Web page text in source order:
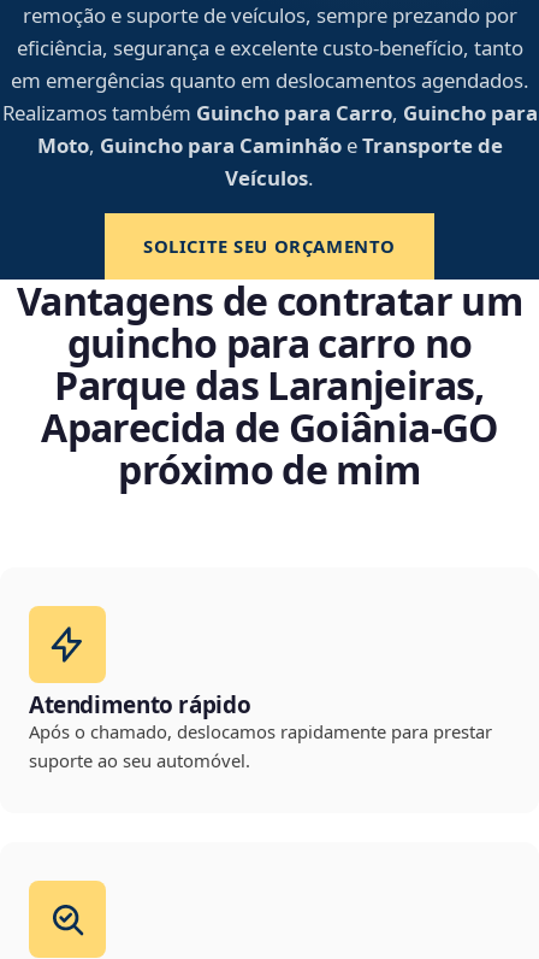
remoção e suporte de veículos, sempre prezando por
eficiência, segurança e excelente custo-benefício, tanto
em emergências quanto em deslocamentos agendados.
Realizamos também Guincho para Carro, Guincho para
Moto, Guincho para CaminhãoeTransporte de
Veículos.
SOLICITE SEU ORÇAMENTO
Vantagens de contratar um
guincho para carro no
Parque das Laranjeiras,
Aparecida de Goiânia‑GO
próximo de mim
Atendimento rápido
Após o chamado, deslocamos rapidamente para prestar
suporte ao seu automóvel.